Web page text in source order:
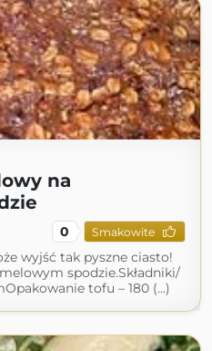
na
0 Smakowite
wyjść tak pyszne ciasto!
spodzie.Składniki/
tofu – 180 (...)